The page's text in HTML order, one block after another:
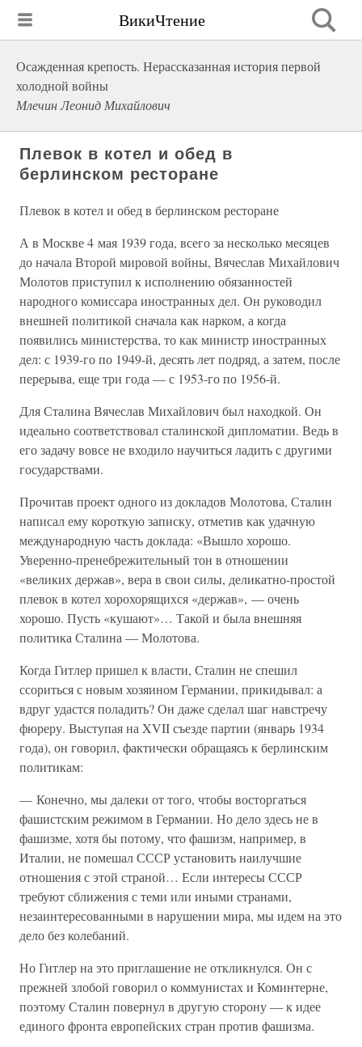
ВикиЧтение
Осажденная крепость. Нерассказанная история первой
холодной войны
Млечин Леонид Михайлович
Плевок в котел и обед в
берлинском ресторане
Плевок в котел и обед в берлинском ресторане
А в Москве 4 мая 1939 года, всего за несколько месяцев
до начала Второй мировой войны, Вячеслав Михайлович
Молотов приступил к исполнению обязанностей
народного комиссара иностранных дел. Он руководил
внешней политикой сначала как нарком, а когда
появились министерства, то как министр иностранных
дел: с 1939-го по 1949-й, десять лет подряд, а затем, после
перерыва, еще три года — с 1953-го по 1956-й.
Для Сталина Вячеслав Михайлович был находкой. Он
идеально соответствовал сталинской дипломатии. Ведь в
его задачу вовсе не входило научиться ладить с другими
государствами.
Прочитав проект одного из докладов Молотова, Сталин
написал ему короткую записку, отметив как удачную
международную часть доклада: «Вышло хорошо.
Уверенно-пренебрежительный тон в отношении
«великих держав», вера в свои силы, деликатно-простой
плевок в котел хорохорящихся «держав», — очень
хорошо. Пусть «кушают»… Такой и была внешняя
политика Сталина — Молотова.
Когда Гитлер пришел к власти, Сталин не спешил
ссориться с новым хозяином Германии, прикидывал: а
вдруг удастся поладить? Он даже сделал шаг навстречу
фюреру. Выступая на XVII съезде партии (январь 1934
года), он говорил, фактически обращаясь к берлинским
политикам:
— Конечно, мы далеки от того, чтобы восторгаться
фашистским режимом в Германии. Но дело здесь не в
фашизме, хотя бы потому, что фашизм, например, в
Италии, не помешал СССР установить наилучшие
отношения с этой страной… Если интересы СССР
требуют сближения с теми или иными странами,
незаинтересованными в нарушении мира, мы идем на это
дело без колебаний.
Но Гитлер на это приглашение не откликнулся. Он с
прежней злобой говорил о коммунистах и Коминтерне,
поэтому Сталин повернул в другую сторону — к идее
единого фронта европейских стран против фашизма.